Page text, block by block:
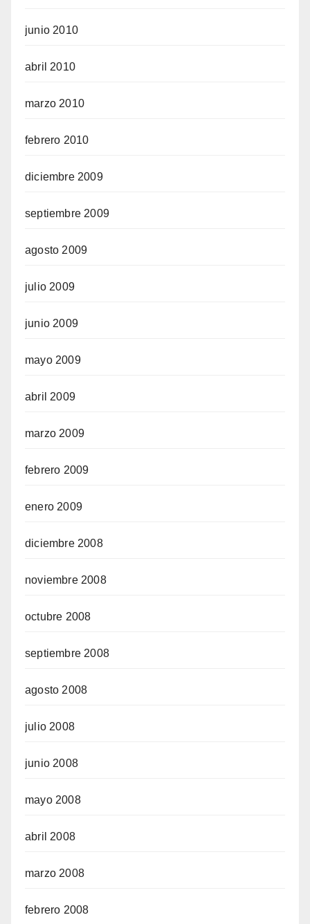
junio 2010
abril 2010
marzo 2010
febrero 2010
diciembre 2009
septiembre 2009
agosto 2009
julio 2009
junio 2009
mayo 2009
abril 2009
marzo 2009
febrero 2009
enero 2009
diciembre 2008
noviembre 2008
octubre 2008
septiembre 2008
agosto 2008
julio 2008
junio 2008
mayo 2008
abril 2008
marzo 2008
febrero 2008